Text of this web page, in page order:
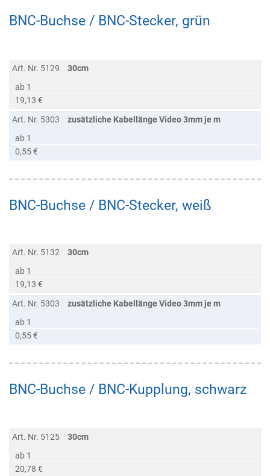
BNC-Buchse / BNC-Stecker, grün
Art. Nr. 5129
30cm
ab 1
19,13 €
Art. Nr. 5303
zusätzliche Kabellänge Video 3mm je m
ab 1
0,55 €
BNC-Buchse / BNC-Stecker, weiß
Art. Nr. 5132
30cm
ab 1
19,13 €
Art. Nr. 5303
zusätzliche Kabellänge Video 3mm je m
ab 1
0,55 €
BNC-Buchse / BNC-Kupplung, schwarz
Art. Nr. 5125
30cm
ab 1
20,78 €